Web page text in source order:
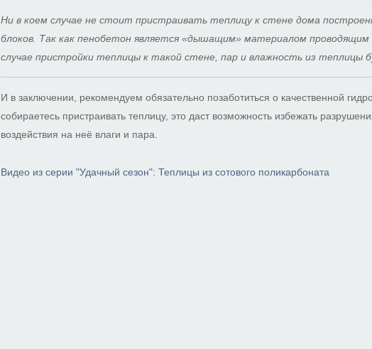
Ни в коем случае не стоит пристраивать теплицу к стене дома
блоков. Так как пенобетон является «дышащим» материалом проводящим
случае пристройки теплицы к такой стене, пар и влажность из теплицы
И в заключении, рекомендуем обязательно позаботиться о качественной
собираетесь пристраивать теплицу, это даст возможность избежать
воздействия на неё влаги и пара.
Видео из серии "Удачный сезон": Теплицы из сотового поликарбоната